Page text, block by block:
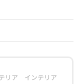
リア
インテリア